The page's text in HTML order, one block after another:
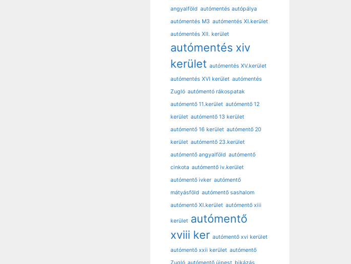
angyalföld autómentés autópálya
autómentés M3 autómentés XI.kerület
autómentés XII. kerület
autómentés xiv
kerület autómentés XV.kerület
autómentés XVI kerület autómentés
Zugló autómentó rákospatak
autómentő 11.kerület autómentő 12
kerület autómentő 13 kerület
autómentő 16 kerület autómentő 20
kerület autómentő 23.kerület
autómentő angyalföld autómentő
cinkota autómentő iv.kerület
autómentő ivker autómentő
mátyásföld autómentő sashalom
autómentő XI.kerület autómentő xiii
kerület autómentő
xviii ker autómentő xvi kerület
autómentő xxii kerület autómentő